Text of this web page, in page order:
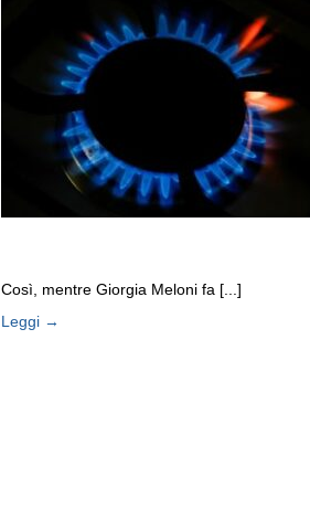
Così, mentre Giorgia Meloni fa [...]
Leggi →